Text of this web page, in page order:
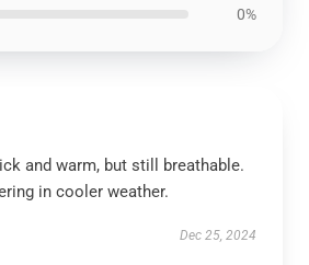
0%
and warm, but still breathable.
in cooler weather.
Dec 25, 2024